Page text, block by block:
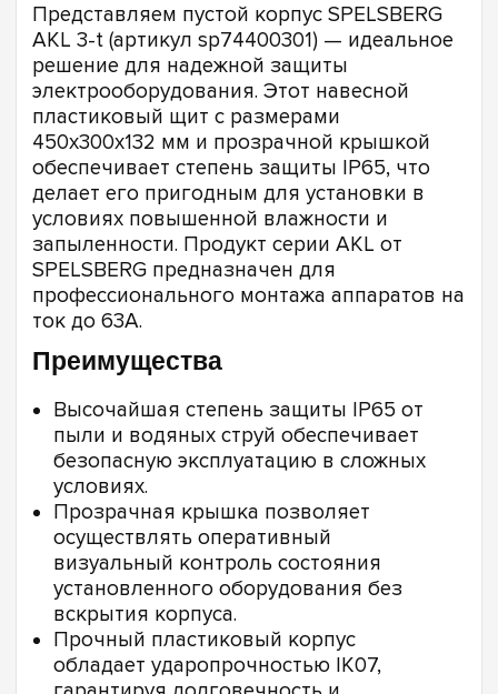
Представляем пустой корпус SPELSBERG
AKL 3-t (артикул sp74400301) — идеальное
решение для надежной защиты
электрооборудования. Этот навесной
пластиковый щит с размерами
450х300х132 мм и прозрачной крышкой
обеспечивает степень защиты IP65, что
делает его пригодным для установки в
условиях повышенной влажности и
запыленности. Продукт серии AKL от
SPELSBERG предназначен для
профессионального монтажа аппаратов на
ток до 63А.
Преимущества
Высочайшая степень защиты IP65 от
пыли и водяных струй обеспечивает
безопасную эксплуатацию в сложных
условиях.
Прозрачная крышка позволяет
осуществлять оперативный
визуальный контроль состояния
установленного оборудования без
вскрытия корпуса.
Прочный пластиковый корпус
обладает ударопрочностью IK07,